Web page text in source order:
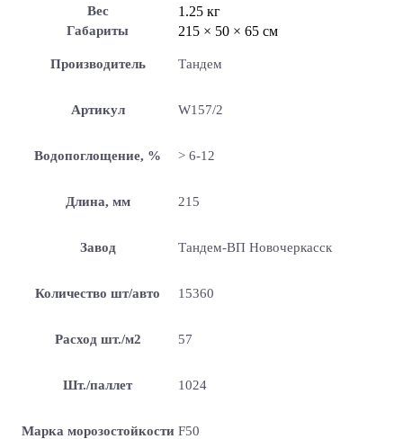
Вес 1.25 кг
Габариты 215 × 50 × 65 см
Производитель Тандем
Артикул W157/2
Водопоглощение, % > 6-12
Длина, мм 215
Завод Тандем-ВП Новочеркасск
Количество шт/авто 15360
Расход шт./м2 57
Шт./паллет 1024
Марка морозостойкости F50